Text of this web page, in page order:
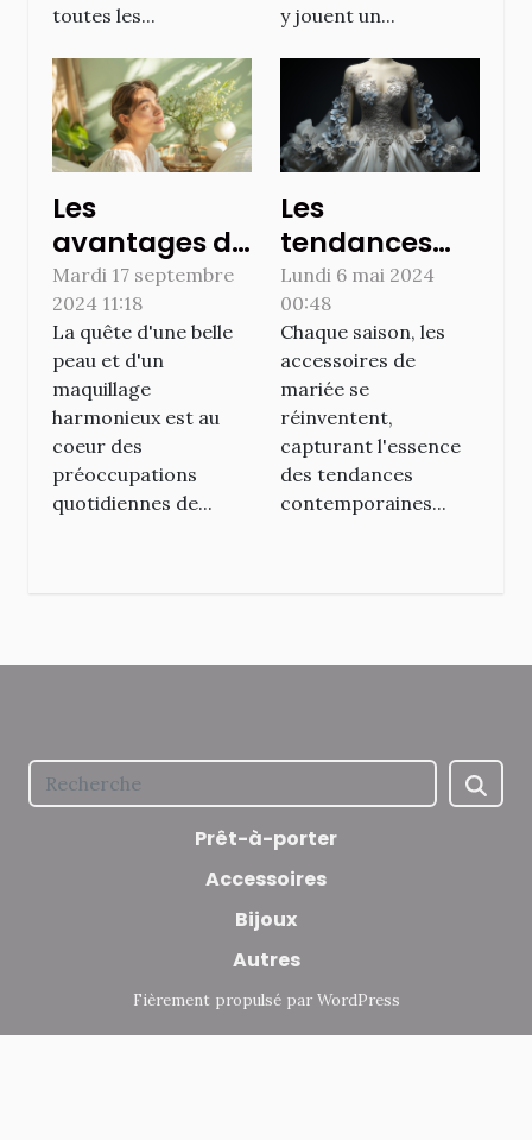
toutes les...
y jouent un...
Les
avantages du
maquillage
biologique
pour les
peaux
sensibles
Mardi 17 septembre
2024 11:18
La quête d'une belle
peau et d'un
maquillage
harmonieux est au
coeur des
préoccupations
quotidiennes de...
Les
tendances
émergentes
des
accessoires
de mariée à
Bordeaux :
voiles, gants
et plus encore
Lundi 6 mai 2024
00:48
Chaque saison, les
accessoires de
mariée se
réinventent,
capturant l'essence
des tendances
contemporaines...
Prêt-à-porter
Accessoires
Bijoux
Autres
Fièrement propulsé par WordPress